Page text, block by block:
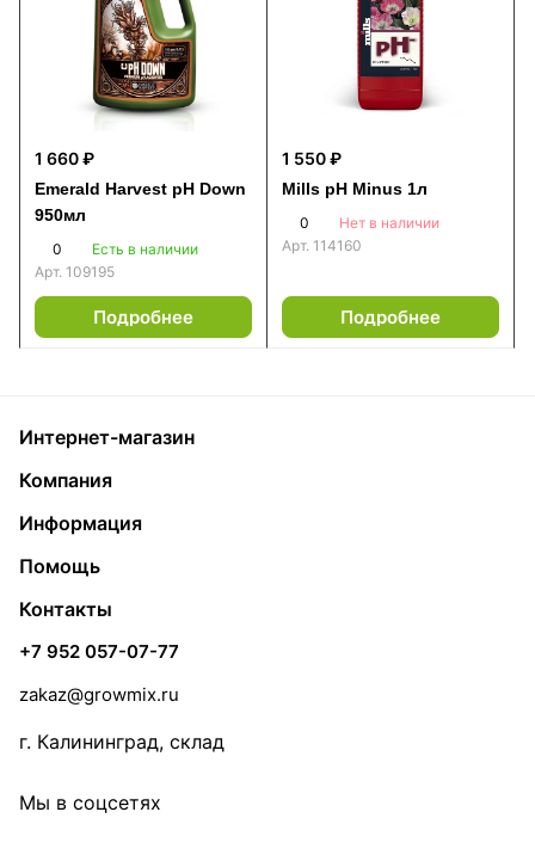
1 660 ₽
Emerald Harvest pH Down
950мл
0
Есть в наличии
Арт. 109195
Подробнее
1 550 ₽
Mills pH Minus 1л
0
Нет в наличии
Арт. 114160
Подробнее
Интернет-магазин
Компания
Информация
Помощь
Контакты
+7 952 057-07-77
zakaz@growmix.ru
г. Калининград, склад
Мы в соцсетях